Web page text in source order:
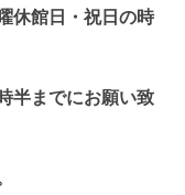
休館日・祝日の時
半までにお願い致